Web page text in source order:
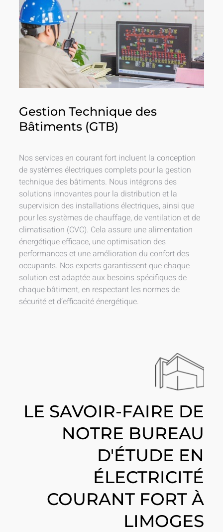
Gestion Technique des
Bâtiments (GTB)
Nos services en courant fort incluent la conception
de systèmes électriques complets pour la gestion
technique des bâtiments. Nous intégrons des
solutions innovantes pour la distribution et la
supervision des installations électriques, ainsi que
pour les systèmes de chauffage, de ventilation et de
climatisation (CVC). Cela assure une alimentation
énergétique efficace, une optimisation des
performances et une amélioration du confort des
occupants. Nos experts garantissent que chaque
solution est adaptée aux besoins spécifiques de
chaque bâtiment, en respectant les normes de
sécurité et d’efficacité énergétique.
LE SAVOIR-FAIRE DE
NOTRE BUREAU
D'ÉTUDE EN
ÉLECTRICITÉ
COURANT FORT À
LIMOGES